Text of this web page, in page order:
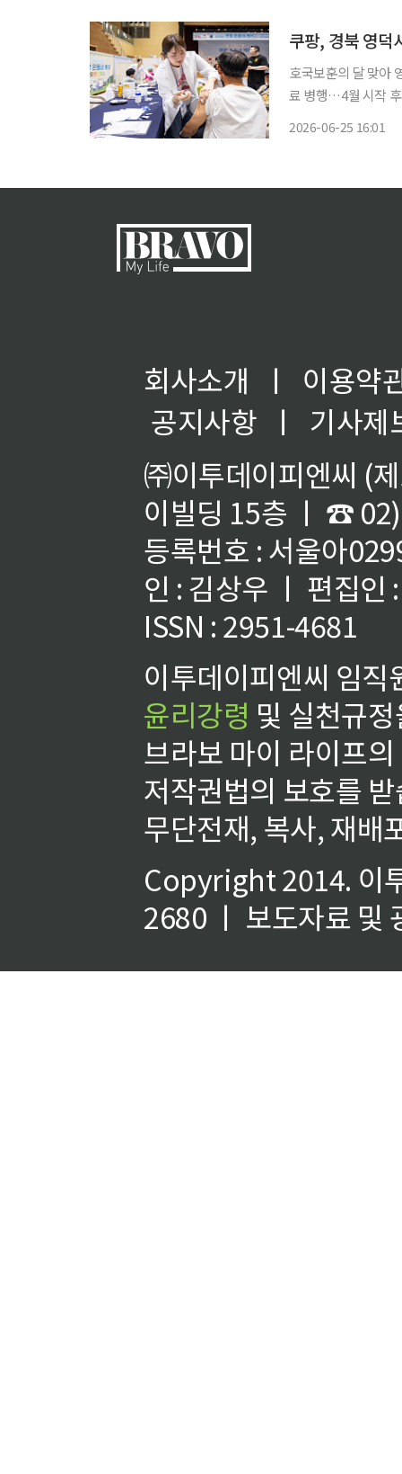
호국보훈의 달 맞아
료 병행…4월 시작 후 세 번째 상생 행보 유통업
2026-06-25 16:01
회사소개 ㅣ
이용약
공지사항
ㅣ
기사제
㈜이투데이피엔씨 (
이빌딩 15층 ㅣ ☎
등록번호 : 서울아
인 : 김상우 ㅣ 편집인
ISSN : 2951-4681
이투데이피엔씨 임
윤리강령 및 실천규
브라보 마이 라이프
저작권법의 보호를
무단전재, 복사, 재배
Copyright 2014. 이
2680 ㅣ 보도자료